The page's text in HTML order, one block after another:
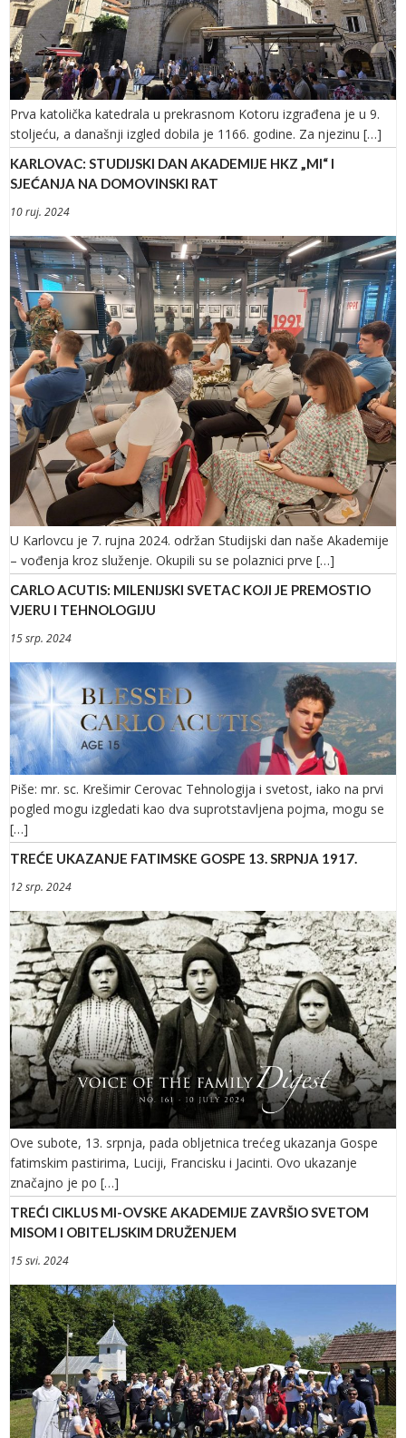
Prva katolička katedrala u prekrasnom Kotoru izgrađena je u 9.
stoljeću, a današnji izgled dobila je 1166. godine. Za njezinu […]
KARLOVAC: STUDIJSKI DAN AKADEMIJE HKZ „MI“ I
SJEĆANJA NA DOMOVINSKI RAT
10 ruj. 2024
U Karlovcu je 7. rujna 2024. održan Studijski dan naše Akademije
– vođenja kroz služenje. Okupili su se polaznici prve […]
CARLO ACUTIS: MILENIJSKI SVETAC KOJI JE PREMOSTIO
VJERU I TEHNOLOGIJU
15 srp. 2024
Piše: mr. sc. Krešimir Cerovac Tehnologija i svetost, iako na prvi
pogled mogu izgledati kao dva suprotstavljena pojma, mogu se
[…]
TREĆE UKAZANJE FATIMSKE GOSPE 13. SRPNJA 1917.
12 srp. 2024
Ove subote, 13. srpnja, pada obljetnica trećeg ukazanja Gospe
fatimskim pastirima, Luciji, Francisku i Jacinti. Ovo ukazanje
značajno je po […]
TREĆI CIKLUS MI-OVSKE AKADEMIJE ZAVRŠIO SVETOM
MISOM I OBITELJSKIM DRUŽENJEM
15 svi. 2024